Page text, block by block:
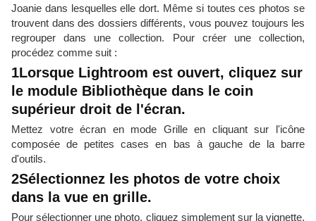
Joanie dans lesquelles elle dort. Même si toutes ces photos se
trouvent dans des dossiers différents, vous pouvez toujours les
regrouper dans une collection. Pour créer une collection,
procédez comme suit :
1Lorsque Lightroom est ouvert, cliquez sur
le module Bibliothèque dans le coin
supérieur droit de l'écran.
Mettez votre écran en mode Grille en cliquant sur l'icône
composée de petites cases en bas à gauche de la barre
d'outils.
2Sélectionnez les photos de votre choix
dans la vue en grille.
Pour sélectionner une photo, cliquez simplement sur la vignette.